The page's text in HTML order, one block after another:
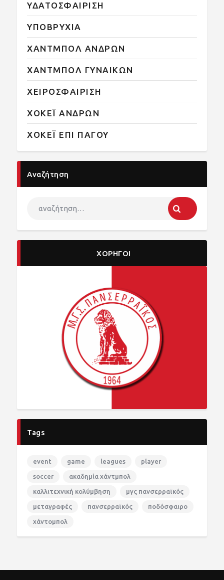
ΥΔΑΤΟΣΦΑΙΡΙΣΗ
ΥΠΟΒΡΥΧΙΑ
ΧΑΝΤΜΠΟΛ ΑΝΔΡΩΝ
ΧΑΝΤΜΠΟΛ ΓΥΝΑΙΚΩΝ
ΧΕΙΡΟΣΦΑΙΡΙΣΗ
ΧΟΚΕΪ ΑΝΔΡΩΝ
ΧΟΚΕΪ ΕΠΙ ΠΑΓΟΥ
Αναζήτηση
ΧΟΡΗΓΟΙ
Tags
event game leagues player
soccer ακαδημία χάντμπολ
καλλιτεχνική κολύμβηση μγς πανσερραϊκός
μεταγραφές πανσερραϊκός ποδόσφαιρο
χάντομπολ